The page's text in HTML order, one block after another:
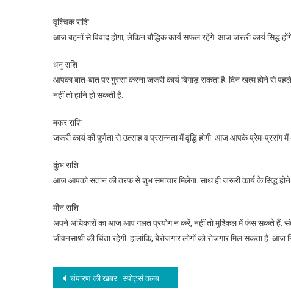
वृश्चिक राशि
आज बहनों से विवाद होगा, लेकिन बौद्धिक कार्य सफल रहेंगे. आज जरूरी कार्य सिद्ध
धनु राशि
आपका बात-बात पर गुस्सा करना जरूरी कार्य बिगाड़ सकता है. दिन खत्म होने से
नहीं तो हानि हो सकती है.
मकर राशि
जरूरी कार्य की पूर्णता से उत्साह व प्रसन्नता में वृद्धि होगी. आज आपके प्रेम-प्रसंग
कुंभ राशि
आज आपको संतान की तरफ से शुभ समाचार मिलेगा. साथ ही जरूरी कार्य के सिद्ध
मीन राशि
अपने अधिकारों का आज आप गलत प्रयोग न करें, नहीं तो मुश्किल में फंस सकते हैं.
जीवनसाथी की चिंता रहेगी. हालांकि, बेरोजगार लोगों को रोजगार मिल सकता है. आज
Post
चंपारण की खबर : स्पोर्ट्स क्लब ने 272 रन से चंपारण क्रिकेट एकेडमी को हराया